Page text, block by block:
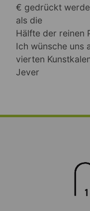
€ gedrückt
als die
Hälfte der reinen
Ich wünsche uns
vierten
Jever